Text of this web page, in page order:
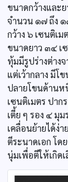
ขนาดกว้างและ
จำนวน ๑๗ ถึง
กว้าง ๖ เซนติเ
ขนาดยาว ๓๔ เ
ทุ้มมีรูปร่างต่าง
แต่เว้ากลาง มีโ
ปลายโขนด้าน
เซนติเมตร ปาก
เตี้ย ๆ รอง ๔ มุ
เคลื่อนย้ายได้ง่
ตีระนาดเอก โ
นุ่มเพื่อตีให้เกิด